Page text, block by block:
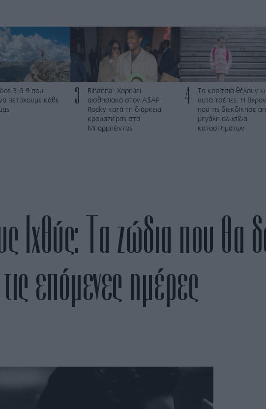
3-6-9 που
πετύχουμε κάθε
3
Rihanna: Χορεύει
αισθησιακά στον A$AP
Rocky κατά τη διάρκεια
κρουαζιέρας στα
Μπαρμπέιντος
4
Τα κορίτσια θέλουν κι
αυτά τσέπες: Η
που τις διεκδίκησε
μεγάλη αλυσίδα
καταστημάτων
Ιχθύς: Τα ζώδια που θα
επόμενες ημέρες